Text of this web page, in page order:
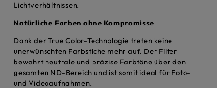
Lichtverhältnissen.
Natürliche Farben ohne Kompromisse
Dank der True Color-Technologie treten keine
unerwünschten Farbstiche mehr auf. Der Filter
bewahrt neutrale und präzise Farbtöne über den
gesamten ND-Bereich und ist somit ideal für Foto-
und Videoaufnahmen.